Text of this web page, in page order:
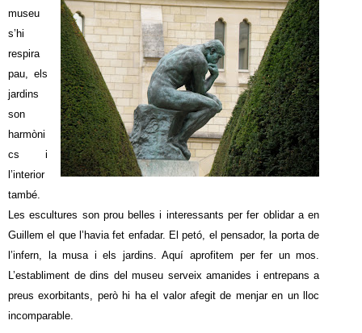
museu
s’hi
respira
pau, els
jardins
son
harmòni
cs i
l’interior
també.
Les escultures son prou belles i interessants per fer oblidar a en
Guillem el que l’havia fet enfadar. El petó, el pensador, la porta de
l’infern, la musa i els jardins. Aquí aprofitem per fer un mos.
L’establiment de dins del museu serveix amanides i entrepans a
preus exorbitants, però hi ha el valor afegit de menjar en un lloc
incomparable.